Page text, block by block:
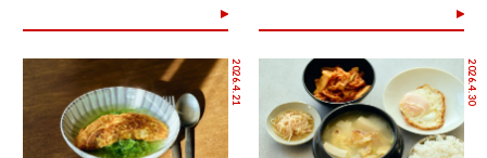
2026.4.21 2026.4.30